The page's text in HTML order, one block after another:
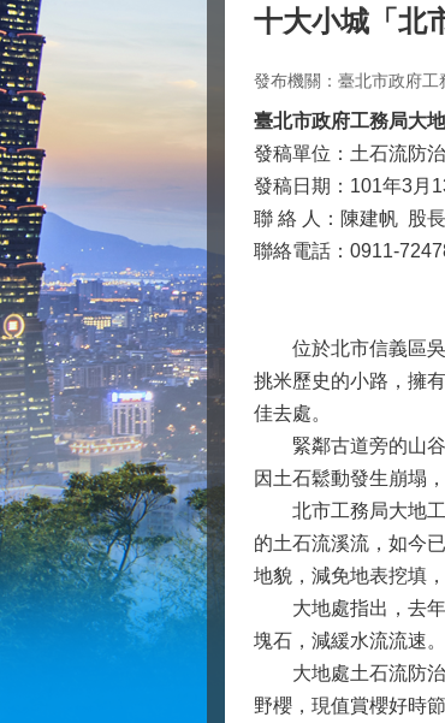
十大小城「北
發布機關：臺北市政府工
臺北市政府工務局大
發稿單位：土石流防
發稿日期：101年3
聯 絡 人：陳建帆
聯絡電話：0911-
位於北市信義區吳
挑米歷史的小路，擁
佳去處。
緊鄰古道旁的山谷
因土石鬆動發生崩塌
北市工務局大地工
的土石流溪流，如今
地貌，減免地表挖填
大地處指出，去年
塊石，減緩水流流速
大地處土石流防治
野櫻，現值賞櫻好時